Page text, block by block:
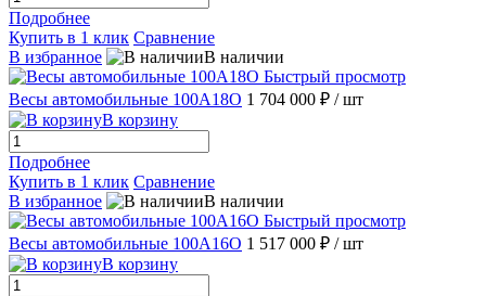
Подробнее
Купить в 1 клик Сравнение
В избранное
В наличии
Быстрый просмотр
Весы автомобильные 100А18О 1 704 000 ₽ / шт
В корзину
Подробнее
Купить в 1 клик Сравнение
В избранное
В наличии
Быстрый просмотр
Весы автомобильные 100А16О 1 517 000 ₽ / шт
В корзину